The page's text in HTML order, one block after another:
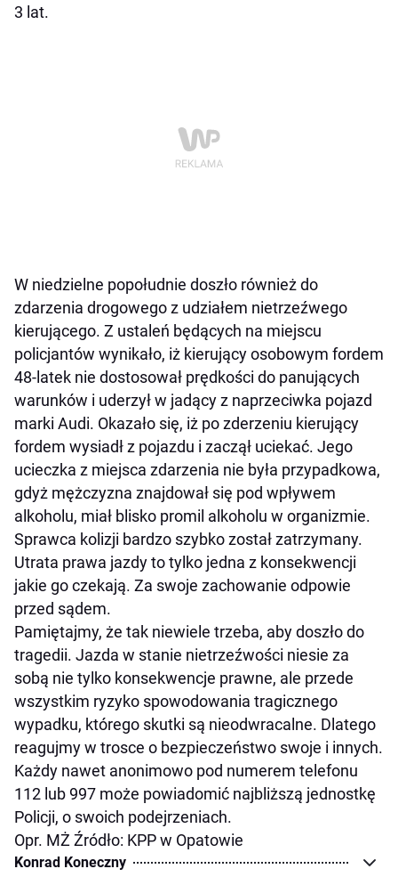
3 lat.
W niedzielne popołudnie doszło również do
zdarzenia drogowego z udziałem nietrzeźwego
kierującego. Z ustaleń będących na miejscu
policjantów wynikało, iż kierujący osobowym fordem
48-latek nie dostosował prędkości do panujących
warunków i uderzył w jadący z naprzeciwka pojazd
marki Audi. Okazało się, iż po zderzeniu kierujący
fordem wysiadł z pojazdu i zaczął uciekać. Jego
ucieczka z miejsca zdarzenia nie była przypadkowa,
gdyż mężczyzna znajdował się pod wpływem
alkoholu, miał blisko promil alkoholu w organizmie.
Sprawca kolizji bardzo szybko został zatrzymany.
Utrata prawa jazdy to tylko jedna z konsekwencji
jakie go czekają. Za swoje zachowanie odpowie
przed sądem.
Pamiętajmy, że tak niewiele trzeba, aby doszło do
tragedii. Jazda w stanie nietrzeźwości niesie za
sobą nie tylko konsekwencje prawne, ale przede
wszystkim ryzyko spowodowania tragicznego
wypadku, którego skutki są nieodwracalne. Dlatego
reagujmy w trosce o bezpieczeństwo swoje i innych.
Każdy nawet anonimowo pod numerem telefonu
112 lub 997 może powiadomić najbliższą jednostkę
Policji, o swoich podejrzeniach.
Opr. MŻ Źródło: KPP w Opatowie
Konrad Koneczny